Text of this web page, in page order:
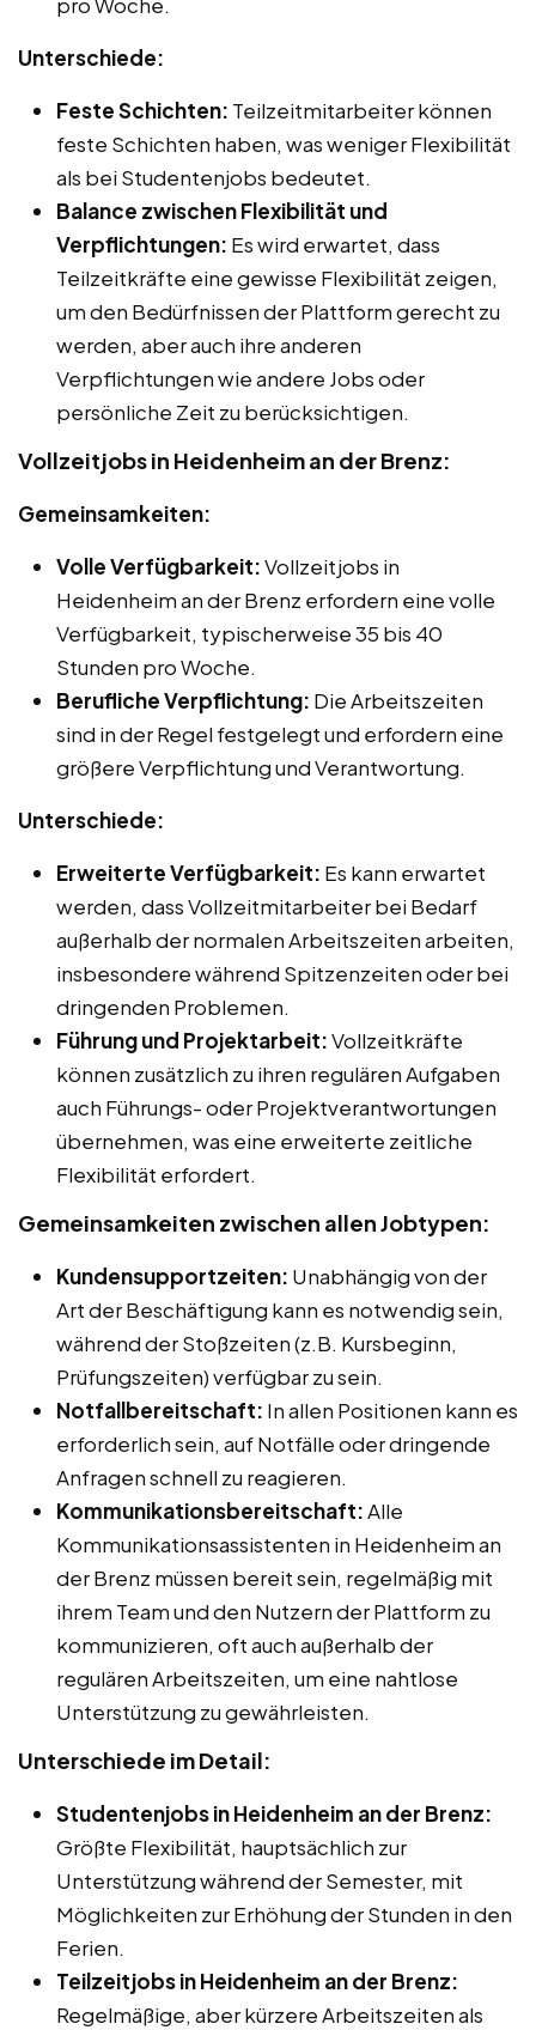
Unterschiede:
Feste Schichten: Teilzeitmitarbeiter können
feste Schichten haben, was weniger Flexibilität
als bei Studentenjobs bedeutet.
Balance zwischen Flexibilität und
Verpflichtungen: Es wird erwartet, dass
Teilzeitkräfte eine gewisse Flexibilität zeigen,
um den Bedürfnissen der Plattform gerecht zu
werden, aber auch ihre anderen
Verpflichtungen wie andere Jobs oder
persönliche Zeit zu berücksichtigen.
Vollzeitjobs in Heidenheim an der Brenz:
Gemeinsamkeiten:
Volle Verfügbarkeit:Vollzeitjobs in
Heidenheim an der Brenz erfordern eine volle
Verfügbarkeit, typischerweise 35 bis 40
Stunden pro Woche.
Berufliche Verpflichtung: Die Arbeitszeiten
sind in der Regel festgelegt und erfordern eine
größere Verpflichtung und Verantwortung.
Unterschiede:
Erweiterte Verfügbarkeit: Es kann erwartet
werden, dass Vollzeitmitarbeiter bei Bedarf
außerhalb der normalen Arbeitszeiten arbeiten,
insbesondere während Spitzenzeiten oder bei
dringenden Problemen.
Führung und Projektarbeit:Vollzeitkräfte
können zusätzlich zu ihren regulären Aufgaben
auch Führungs- oder Projektverantwortungen
übernehmen, was eine erweiterte zeitliche
Flexibilität erfordert.
Gemeinsamkeiten zwischen allen Jobtypen:
Kundensupportzeiten: Unabhängig von der
Art der Beschäftigung kann es notwendig sein,
während der Stoßzeiten (z.B. Kursbeginn,
Prüfungszeiten) verfügbar zu sein.
Notfallbereitschaft: In allen Positionen kann es
erforderlich sein, auf Notfälle oder dringende
Anfragen schnell zu reagieren.
Kommunikationsbereitschaft:Alle
Kommunikationsassistenten in Heidenheim an
der Brenz müssen bereit sein, regelmäßig mit
ihrem Team und den Nutzern der Plattform zu
kommunizieren, oft auch außerhalb der
regulären Arbeitszeiten, um eine nahtlose
Unterstützung zu gewährleisten.
Unterschiede im Detail:
Studentenjobs in Heidenheim an der Brenz:
Größte Flexibilität, hauptsächlich zur
Unterstützung während der Semester, mit
Möglichkeiten zur Erhöhung der Stunden in den
Ferien.
Teilzeitjobs in Heidenheim an der Brenz:
Regelmäßige, aber kürzere Arbeitszeiten als